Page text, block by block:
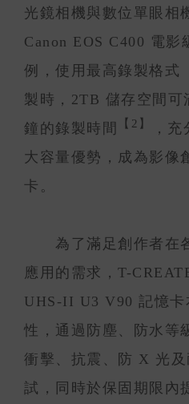
光鏡相機與數位單眼相
Canon EOS C400 電影
例，使用最高錄製格式
製時，2TB 儲存空間
鐘的錄製時間
【2】
，
大容量優勢，成為影像
卡。
為了滿足創作者在
應用的需求，T-
UHS-II U3 V90 記憶卡
性，通過防塵、防水等
衝擊、抗震、防 X 光及
試，同時於保固期限內